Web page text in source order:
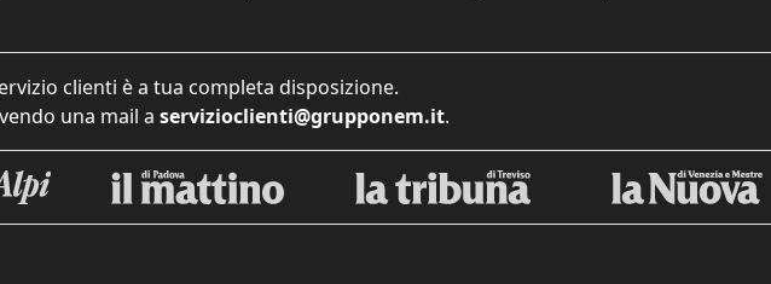
clienti è a tua completa disposizione.
una mail a servizioclienti@grupponem.it.